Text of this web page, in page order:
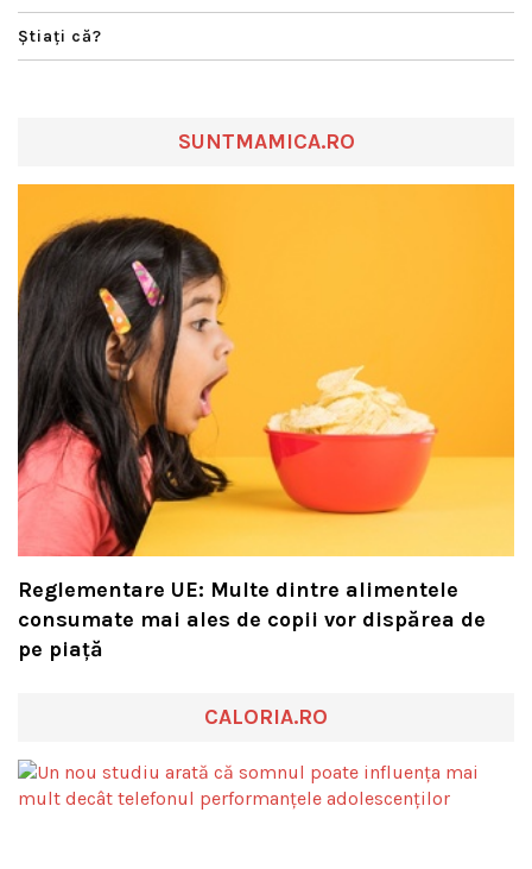
Ştiaţi că?
SUNTMAMICA.RO
Reglementare UE: Multe dintre alimentele
consumate mai ales de copii vor dispărea de
pe piață
CALORIA.RO